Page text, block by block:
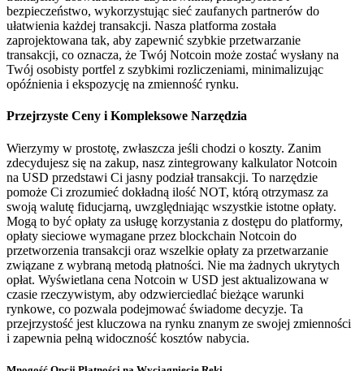
bezpieczeństwo, wykorzystując sieć zaufanych partnerów do
ułatwienia każdej transakcji. Nasza platforma została
zaprojektowana tak, aby zapewnić szybkie przetwarzanie
transakcji, co oznacza, że Twój Notcoin może zostać wysłany na
Twój osobisty portfel z szybkimi rozliczeniami, minimalizując
opóźnienia i ekspozycję na zmienność rynku.
Przejrzyste Ceny i Kompleksowe Narzędzia
Wierzymy w prostotę, zwłaszcza jeśli chodzi o koszty. Zanim
zdecydujesz się na zakup, nasz zintegrowany kalkulator Notcoin
na USD przedstawi Ci jasny podział transakcji. To narzędzie
pomoże Ci zrozumieć dokładną ilość NOT, którą otrzymasz za
swoją walutę fiducjarną, uwzględniając wszystkie istotne opłaty.
Mogą to być opłaty za usługę korzystania z dostępu do platformy,
opłaty sieciowe wymagane przez blockchain Notcoin do
przetworzenia transakcji oraz wszelkie opłaty za przetwarzanie
związane z wybraną metodą płatności. Nie ma żadnych ukrytych
opłat. Wyświetlana cena Notcoin w USD jest aktualizowana w
czasie rzeczywistym, aby odzwierciedlać bieżące warunki
rynkowe, co pozwala podejmować świadome decyzje. Ta
przejrzystość jest kluczowa na rynku znanym ze swojej zmienności
i zapewnia pełną widoczność kosztów nabycia.